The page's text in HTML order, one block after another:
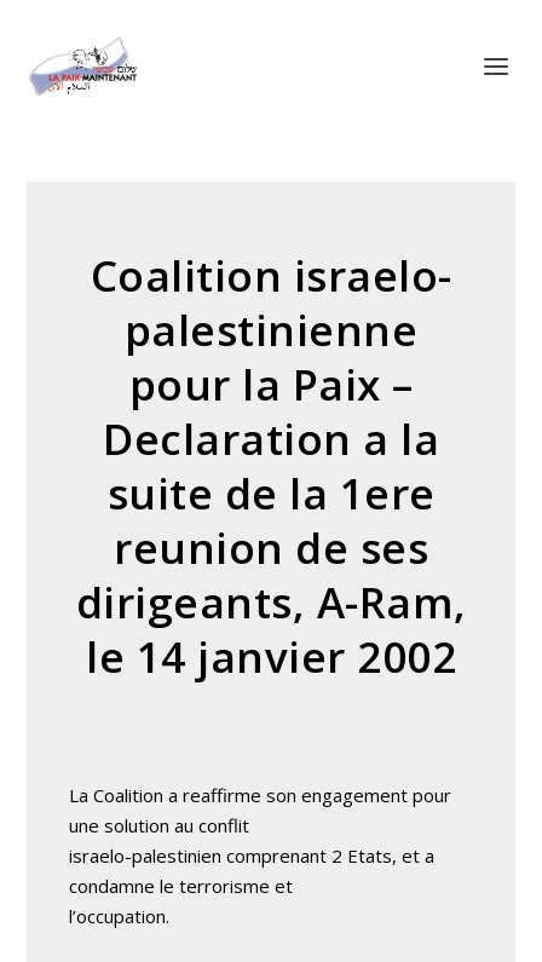
Coalition israelo-
palestinienne
pour la Paix –
Declaration a la
suite de la 1ere
reunion de ses
dirigeants, A-Ram,
le 14 janvier 2002
La Coalition a reaffirme son engagement pour
une solution au conflit
israelo-palestinien comprenant 2 Etats, et a
condamne le terrorisme et
l’occupation.